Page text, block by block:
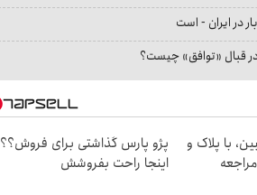
در ایران - است
در قبال «توافق» چیست؟
با پلاک و
پژو پارس گذاشتی برای فروش؟؟
اینجا راحت بفروشش